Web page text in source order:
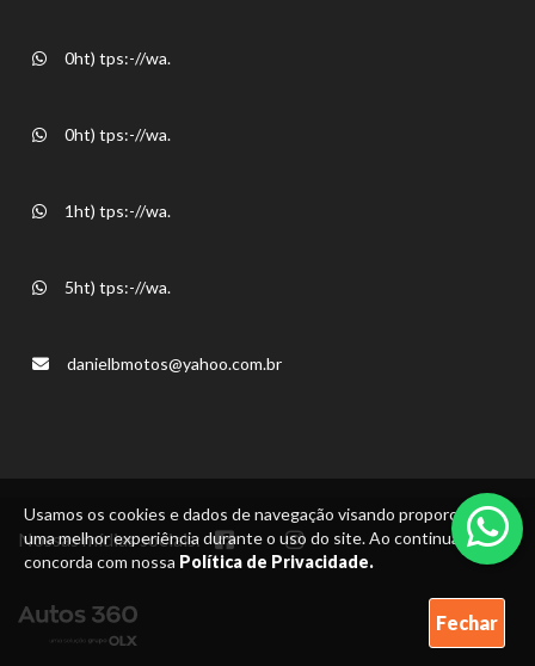
Usamos os cookies e dados de navegação visando proporcionar
uma melhor experiência durante o uso do site. Ao continuar, você
concorda com nossa Política de Privacidade.
Fechar
0ht) tps:-//wa.
0ht) tps:-//wa.
1ht) tps:-//wa.
5ht) tps:-//wa.
danielbmotos@yahoo.com.br
Nossas mídias sociais: